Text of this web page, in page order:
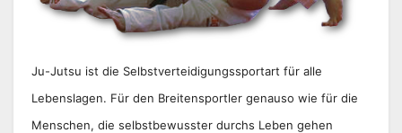
Ju-Jutsu ist die Selbstverteidigungssportart für alle
Lebenslagen. Für den Breitensportler genauso wie für die
Menschen, die selbstbewusster durchs Leben gehen